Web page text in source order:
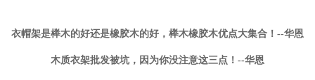
衣帽架是榉木的好还是橡胶木的好，榉木橡胶木优点大集合！--华恩
木质衣架批发被坑，因为你没注意这三点！--华恩